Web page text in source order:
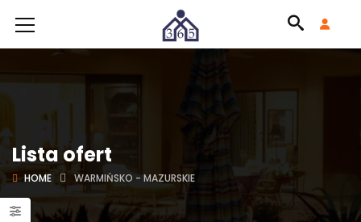
Lista ofert
HOME WARMIŃSKO - MAZURSKIE